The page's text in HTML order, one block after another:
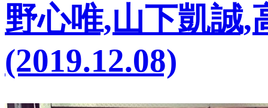
野心唯,山下凱誠,
(2019.12.08)